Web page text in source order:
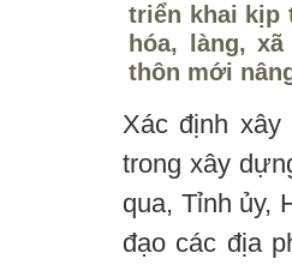
triển khai kịp
hóa, làng,
thôn mới
Xác định
trong xây
qua, Tỉnh ủy,
đạo các địa